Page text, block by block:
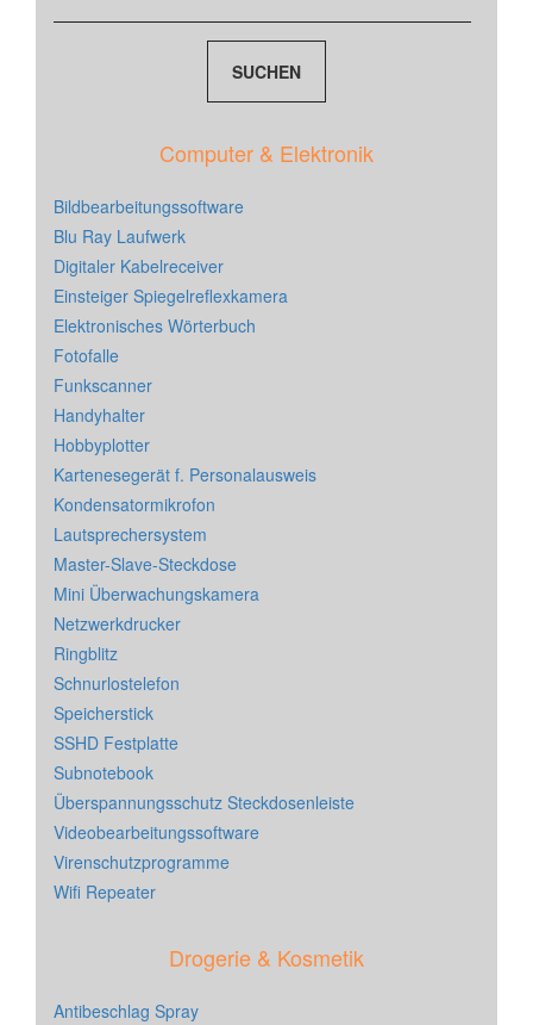
Computer & Elektronik
Bildbearbeitungssoftware
Blu Ray Laufwerk
Digitaler Kabelreceiver
Einsteiger Spiegelreflexkamera
Elektronisches Wörterbuch
Fotofalle
Funkscanner
Handyhalter
Hobbyplotter
Kartenesegerät f. Personalausweis
Kondensatormikrofon
Lautsprechersystem
Master-Slave-Steckdose
Mini Überwachungskamera
Netzwerkdrucker
Ringblitz
Schnurlostelefon
Speicherstick
SSHD Festplatte
Subnotebook
Überspannungsschutz Steckdosenleiste
Videobearbeitungssoftware
Virenschutzprogramme
Wifi Repeater
Drogerie & Kosmetik
Antibeschlag Spray